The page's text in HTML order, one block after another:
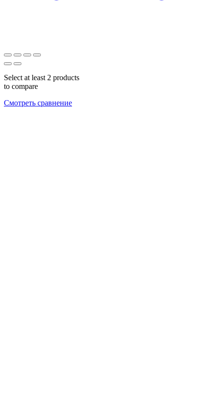
Select at least 2 products
to compare
Смотреть сравнение